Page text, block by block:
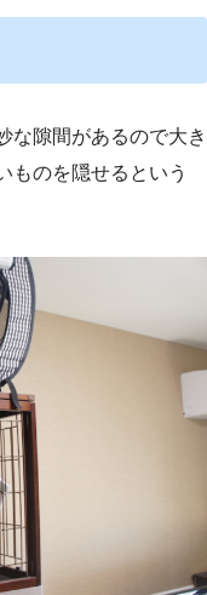
な隙間があるので大き
ものを隠せるという